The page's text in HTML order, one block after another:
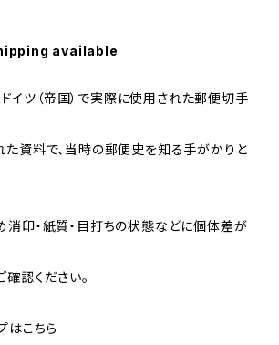
available
イツ（帝国）で実際に使用された郵便切手
資料で、当時の郵便史を知る手がかりと
印・紙質・目打ちの状態などに個体差が
認ください。
はこちら